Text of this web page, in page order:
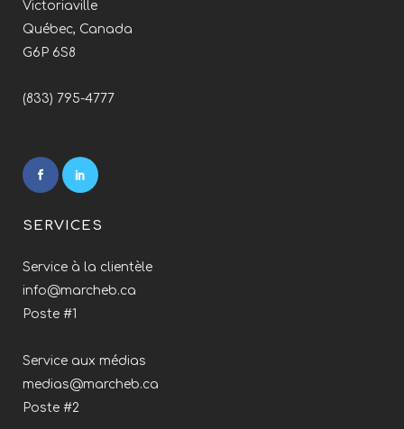
Victoriaville
Québec, Canada
G6P 6S8
(833) 795-4777
SERVICES
Service à la clientèle
info@marcheb.ca
Poste #1
Service aux médias
medias@marcheb.ca
Poste #2